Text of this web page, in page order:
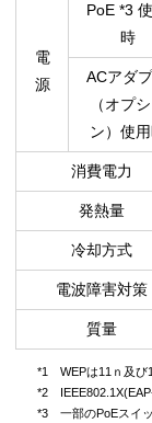
電
源
PoE *3
時
ACアダ
（オプ
ン）使
消費電力
発熱量
冷却方式
電波障害対策
質量
*1 WEPは11ｎ及び
*2
*3 一部のPoEスイッ